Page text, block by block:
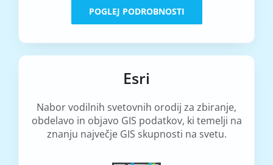
POGLEJ PODROBNOSTI
Esri
Nabor vodilnih svetovnih orodij za zbiranje,
obdelavo in objavo GIS podatkov, ki temelji na
znanju največje GIS skupnosti na svetu.